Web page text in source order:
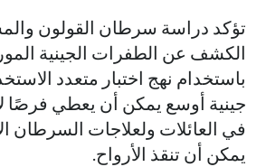
تؤكد دراسة سرطان القولون
الكشف عن الطفرات الجينية
باستخدام نهج اختبار متعدد
جينية أوسع يمكن أن يعطي فرصًا
في العائلات ولعلاجات السرطان
يمكن أن تنقذ الأرواح.